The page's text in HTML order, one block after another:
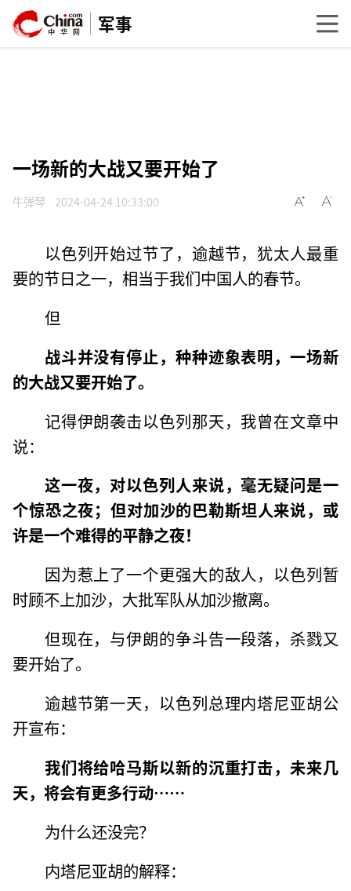
军事
一场新的大战又要开始了
牛弹琴 2024-04-24 10:33:00
以色列开始过节了，逾越节，犹太人最重
要的节日之一，相当于我们中国人的春节。
但
战斗并没有停止，种种迹象表明，一场新
的大战又要开始了。
记得伊朗袭击以色列那天，我曾在文章中
说：
这一夜，对以色列人来说，毫无疑问是一
个惊恐之夜；但对加沙的巴勒斯坦人来说，或
许是一个难得的平静之夜！
因为惹上了一个更强大的敌人，以色列暂
时顾不上加沙，大批军队从加沙撤离。
但现在，与伊朗的争斗告一段落，杀戮又
要开始了。
逾越节第一天，以色列总理内塔尼亚胡公
开宣布：
我们将给哈马斯以新的沉重打击，未来几
天，将会有更多行动……
为什么还没完？
内塔尼亚胡的解释：